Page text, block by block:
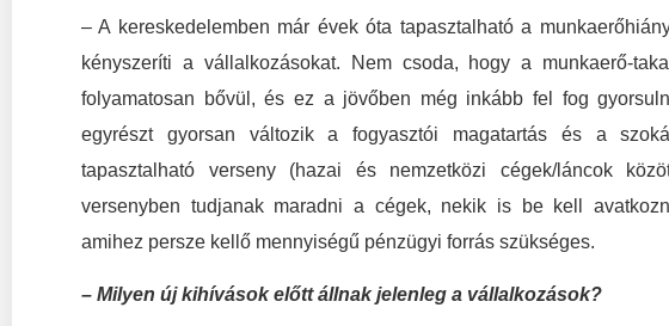
– A kereskedelemben már évek óta tapasztalható a
kényszeríti a vállalkozásokat. Nem csoda, hogy a munkaerő-
folyamatosan bővül, és ez a jövőben még inkább fel fog
egyrészt gyorsan változik a fogyasztói magatartás és a
tapasztalható verseny (hazai és nemzetközi cégek/láncok
versenyben tudjanak maradni a cégek, nekik is be kell
amihez persze kellő mennyiségű pénzügyi forrás szükséges.
– Milyen új kihívások előtt állnak jelenleg a vállalkozások?